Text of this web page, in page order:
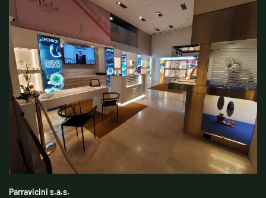
Parravicini s.a.s.